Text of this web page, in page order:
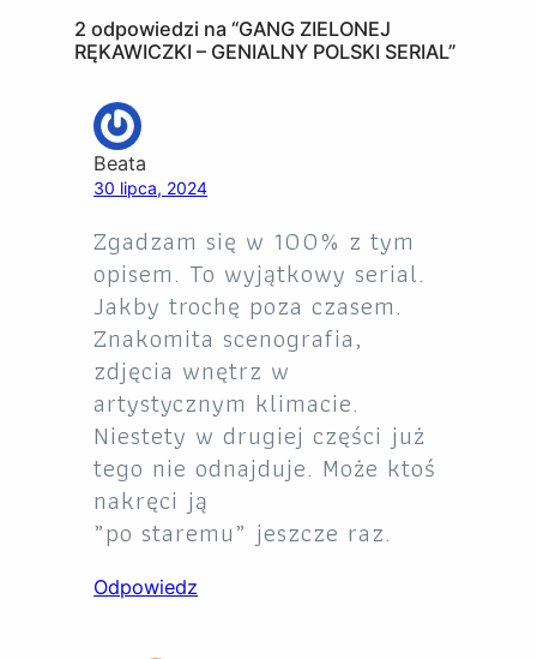
2 odpowiedzi na “GANG ZIELONEJ
RĘKAWICZKI – GENIALNY POLSKI SERIAL”
Beata
30 lipca, 2024
Zgadzam się w 100% z tym
opisem. To wyjątkowy serial.
Jakby trochę poza czasem.
Znakomita scenografia,
zdjęcia wnętrz w
artystycznym klimacie.
Niestety w drugiej części już
tego nie odnajduje. Może ktoś
nakręci ją
„po staremu” jeszcze raz.
Odpowiedz